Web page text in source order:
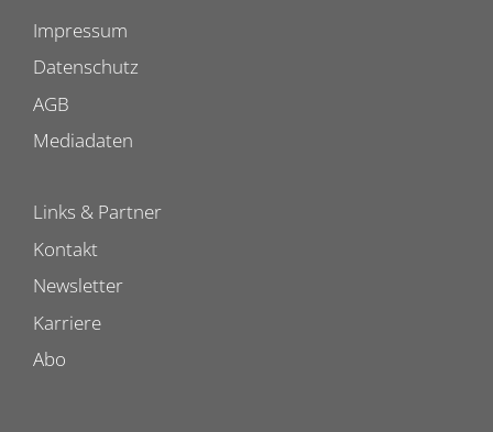
Impressum
Datenschutz
AGB
Mediadaten
Links & Partner
Kontakt
Newsletter
Karriere
Abo